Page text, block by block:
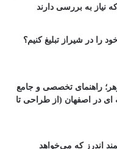
نیاز به بررسی دارند
را در شیراز تبلیغ کنیم؟
راهنمای تخصصی و جامع
ای در اصفهان (از طراحی تا
اندرز که می‌خواهد